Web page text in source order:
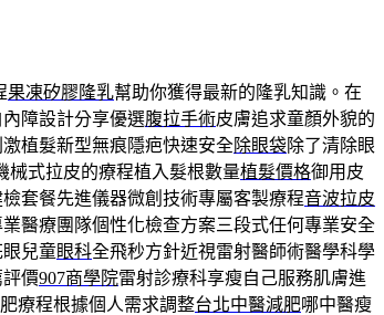
果凍矽膠隆乳幫助你獲得最新的隆乳知識。在
障設計分享優選腹拉手術皮膚追求童顏外貌的
植髮新型無痕隱疤快速安全除眼袋除了清除眼
械式拉皮的療程植入髮根數量植髮價格御用皮
套餐先進儀器微創技術專屬客製療程音波拉皮
業醫療團隊個性化檢查方案三段式任何專業安全
兒童眼科全飛秒方針近視雷射醫師術醫學科學
價907商學院雷射診療科享瘦自己服務肌膚進
療程根據個人需求調整台北中醫減肥哪中醫瘦